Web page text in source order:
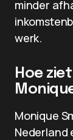
minder
werk.
Hoe
Monique
Nederland